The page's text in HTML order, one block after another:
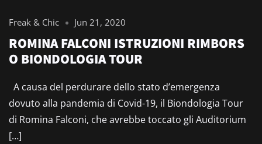
Freak & Chic Jun 21, 2020
ROMINA FALCONI ISTRUZIONI RIMBORS
O BIONDOLOGIA TOUR
A causa del perdurare dello stato d’emergenza
dovuto alla pandemia di Covid-19, il Biondologia Tour
di Romina Falconi, che avrebbe toccato gli Auditorium
[…]